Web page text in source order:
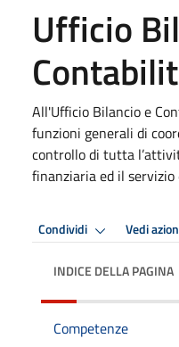
Ufficio
All'Ufficio Bilancio e
funzioni generali di
controllo di tutta
finanziaria ed il servizio
Condividi Vedi
INDICE DELLA PAGINA
Competenze